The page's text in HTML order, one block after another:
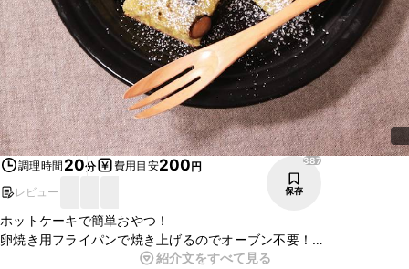
調理時間 20分 費用目安200円
レビュー
387
保存
ホットケーキで簡単おやつ！
卵焼き用フライパンで焼き上げるのでオーブン不要！
生地ふわふわ、黒豆ホクホクのパンケーキでおうちカフェしません
紹介文をすべて見る